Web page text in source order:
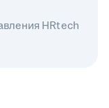
HRtech